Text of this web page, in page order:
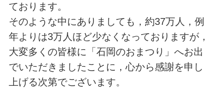
ております。
そのような中にありましても，約37万人，例
年よりは3万人ほど少なくなっておりますが，
大変多くの皆様に「石岡のおまつり」へお出
でいただきましたことに，心から感謝を申し
上げる次第でございます。